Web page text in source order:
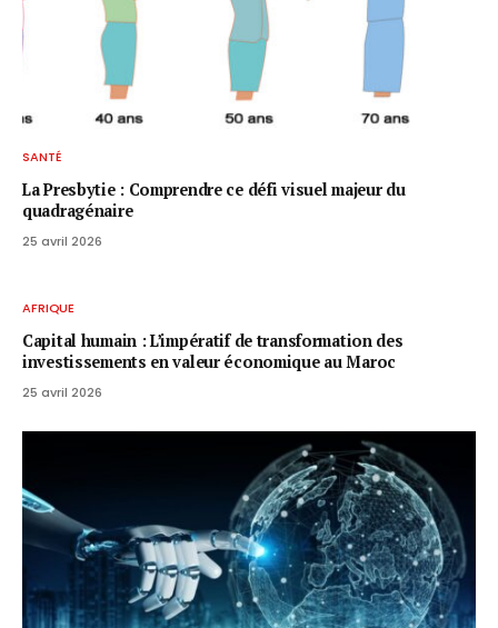
SANTÉ
La Presbytie : Comprendre ce défi visuel majeur du
quadragénaire
25 avril 2026
AFRIQUE
Capital humain : L’impératif de transformation des
investissements en valeur économique au Maroc
25 avril 2026